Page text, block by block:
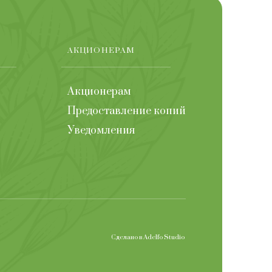
АКЦИОНЕРАМ
Акционерам
Предоставление копий
Уведомления
Сделано вAdelfo Studio